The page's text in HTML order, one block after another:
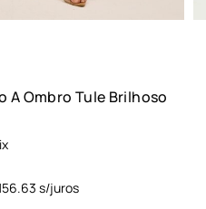
A Ombro Tule Brilhoso
s/juros